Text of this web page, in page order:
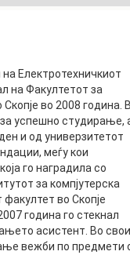
СТУДИИ
Електротехничкиот
на Факултетот за
во 2008 година.
успешно студирање,
и од универзитетот
меѓу кои
го наградила со
за компјутерска
во Скопје
година го стекнал
асистент. Во
вежби по предмети